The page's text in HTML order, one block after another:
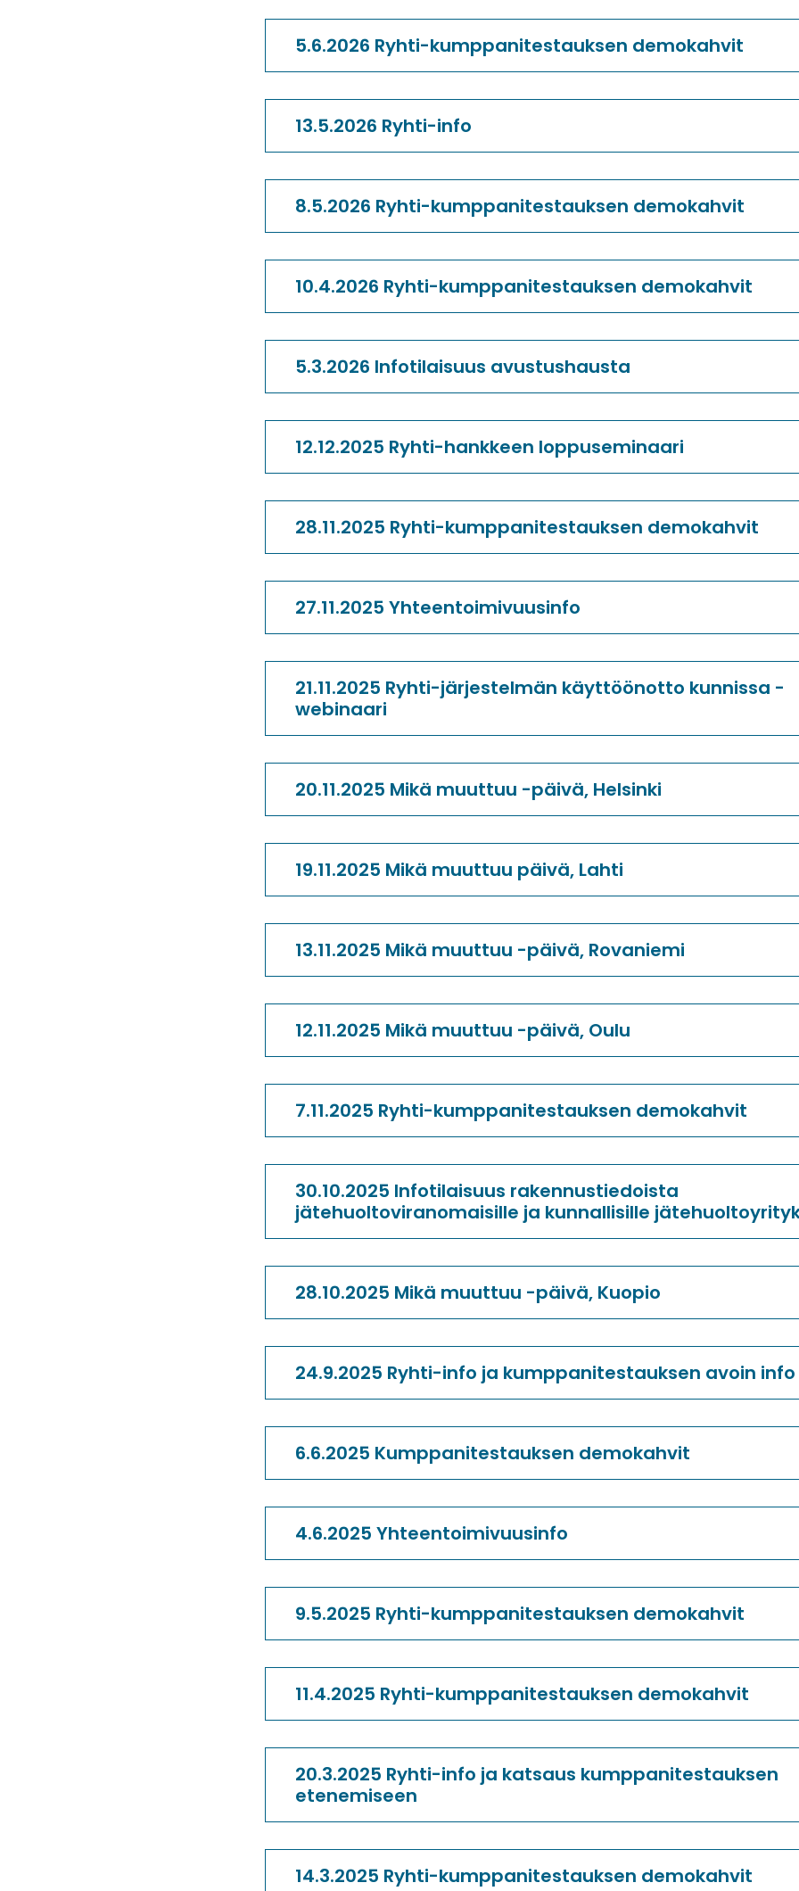
5.6.2026 Ryhti-kumppanitestauksen demokahvit
13.5.2026 Ryhti-info
8.5.2026 Ryhti-kumppanitestauksen demokahvit
10.4.2026 Ryhti-kumppanitestauksen demokahvit
5.3.2026 Infotilaisuus avustushausta
12.12.2025 Ryhti-hankkeen loppuseminaari
28.11.2025 Ryhti-kumppanitestauksen demokahvit
27.11.2025 Yhteentoimivuusinfo
21.11.2025 Ryhti-järjestelmän käyttöönotto kunnissa -
webinaari
20.11.2025 Mikä muuttuu -päivä, Helsinki
19.11.2025 Mikä muuttuu päivä, Lahti
13.11.2025 Mikä muuttuu -päivä, Rovaniemi
12.11.2025 Mikä muuttuu -päivä, Oulu
7.11.2025 Ryhti-kumppanitestauksen demokahvit
30.10.2025 Infotilaisuus rakennustiedoista
jätehuoltoviranomaisille ja kunnallisille
28.10.2025 Mikä muuttuu -päivä, Kuopio
24.9.2025 Ryhti-info ja kumppanitestauksen avoin info
6.6.2025 Kumppanitestauksen demokahvit
4.6.2025 Yhteentoimivuusinfo
9.5.2025 Ryhti-kumppanitestauksen demokahvit
11.4.2025 Ryhti-kumppanitestauksen demokahvit
20.3.2025 Ryhti-info ja katsaus kumppanitestauksen
etenemiseen
14.3.2025 Ryhti-kumppanitestauksen demokahvit